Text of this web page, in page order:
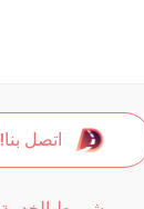
اتصل بنا!